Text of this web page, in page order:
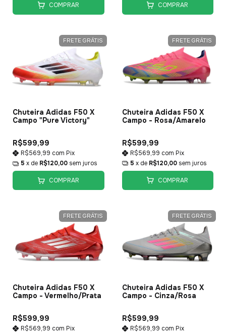
COMPRAR COMPRAR
FRETE GRÁTIS
Chuteira Adidas F50 X
Campo "Pure Victory"
R$599,99
R$569,99 com Pix
5 x de R$120,00 sem juros
COMPRAR
FRETE GRÁTIS
Chuteira Adidas F50 X
Campo - Rosa/Amarelo
R$599,99
R$569,99 com Pix
5 x de R$120,00 sem juros
COMPRAR
FRETE GRÁTIS
Chuteira Adidas F50 X
Campo - Vermelho/Prata
R$599,99
R$569,99 com Pix
FRETE GRÁTIS
Chuteira Adidas F50 X
Campo - Cinza/Rosa
R$599,99
R$569,99 com Pix